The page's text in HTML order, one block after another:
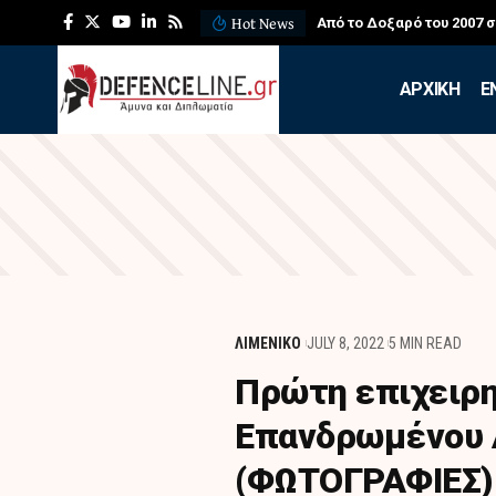
Hot News Από το Δοξαρό του 2007
APXIKH
ΛΙΜΕΝΙΚΟ JULY 8, 2022 5 MIN READ
Πρώτη
Επανδρωμένου
(ΦΩΤΟΓΡΑΦΙΕΣ)